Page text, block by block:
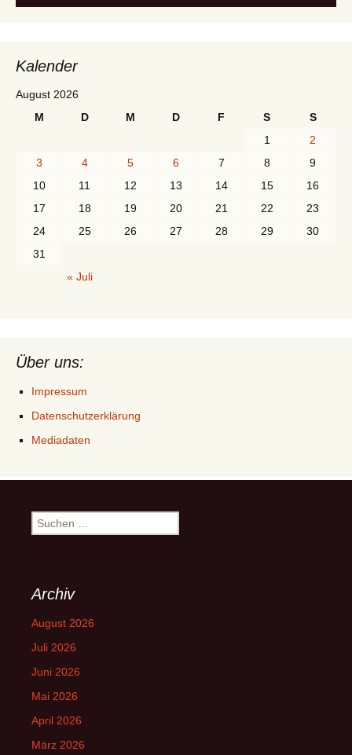
Kalender
August 2026
M
D M D F S
S
1
2
3
4 5 6 7 8
9
10
11 12 13 14 15
16
17
18 19 20 21 22
23
24
25 26 27 28 29
30
31
« Juli
Über uns:
Impressum
Datenschutzerklärung
Mediadaten
Suchen
nach:
Archiv
August 2026
Juli 2026
Juni 2026
Mai 2026
April 2026
März 2026